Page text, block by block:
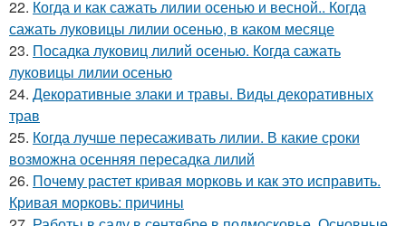
22. Когда и как сажать лилии осенью и весной.. Когда
сажать луковицы лилии осенью, в каком месяце
23. Посадка луковиц лилий осенью. Когда сажать
луковицы лилии осенью
24. Декоративные злаки и травы. Виды декоративных
трав
25. Когда лучше пересаживать лилии. В какие сроки
возможна осенняя пересадка лилий
26. Почему растет кривая морковь и как это исправить.
Кривая морковь: причины